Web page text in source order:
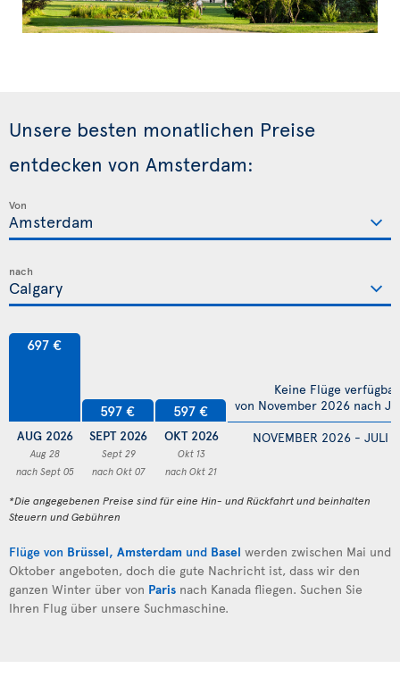
Unsere besten monatlichen Preise
entdecken von Amsterdam:
Von
nach
697 €
AUG 2026
Aug 28
nach Sept 05
597 €
SEPT 2026
Sept 29
nach Okt 07
597 €
OKT 2026
Okt 13
nach Okt 21
NOVEMBER 2026 - JULI
Keine Flüge verfügbar
von November 2026 nach
*Die angegebenen Preise sind für eine Hin- und Rückfahrt und beinhalten
Steuern und Gebühren
Flüge von Brüssel, Amsterdam und Basel werden zwischen Mai und
Oktober angeboten, doch die gute Nachricht ist, dass wir den
ganzen Winter über von Paris nach Kanada fliegen. Suchen Sie
Ihren Flug über unsere Suchmaschine.